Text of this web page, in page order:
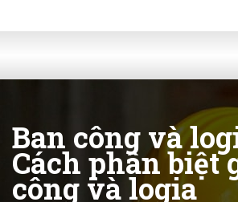
Ban công và
Cách phân biệt
công và logia